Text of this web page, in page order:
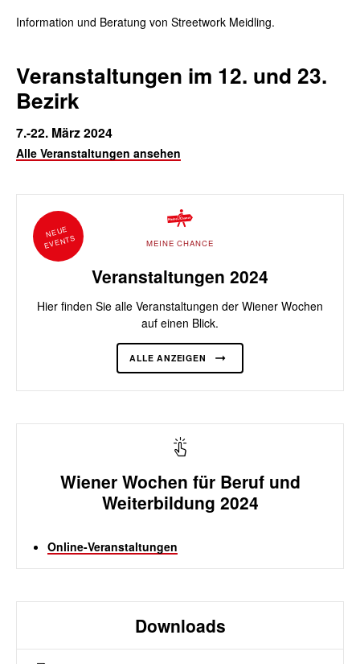
Information und Beratung von Streetwork Meidling.
Veranstaltungen im 12. und 23.
Bezirk
7.-22. März 2024
Alle Veranstaltungen ansehen
MEINE CHANCE
Veranstaltungen 2024
Hier finden Sie alle Veranstaltungen der Wiener Wochen
auf einen Blick.
ALLE ANZEIGEN
NEUE
EVENTS
Wiener Wochen für Beruf und
Weiterbildung 2024
Online-Veranstaltungen
Downloads